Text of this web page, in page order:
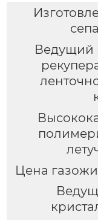
Ведущий
Цена